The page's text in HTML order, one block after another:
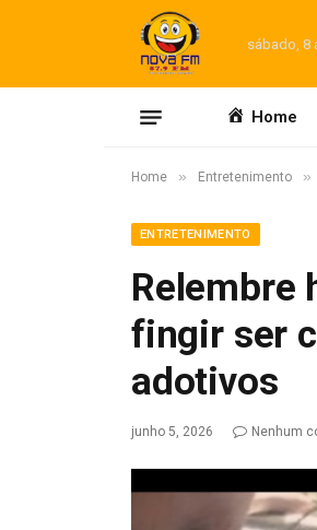
sábado, 8
Home
Home » Entretenimento »
ENTRETENIMENTO
Relembre
fingir ser
adotivos
junho 5, 2026 Nenhum